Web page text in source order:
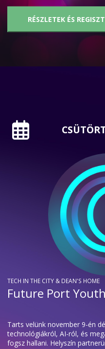
RÉSZLETEK ÉS
TECH IN THE CITY & DEAN'S HOME
Future Port Youth
Tarts velünk november 9-én
technológiákról, AI-ról, és
fogsz hallani. Helyszín